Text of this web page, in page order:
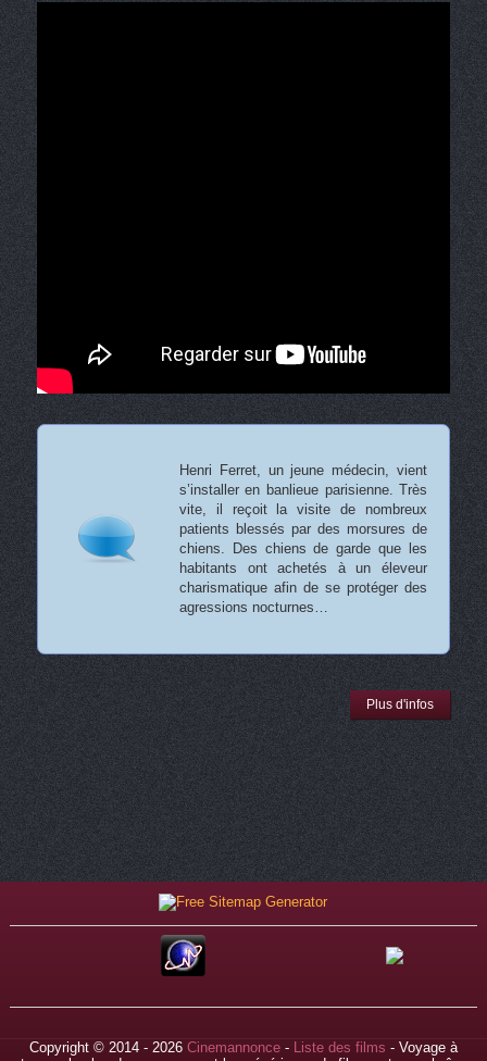
Henri Ferret, un jeune médecin, vient
s’installer en banlieue parisienne. Très
vite, il reçoit la visite de nombreux
patients blessés par des morsures de
chiens. Des chiens de garde que les
habitants ont achetés à un éleveur
charismatique afin de se protéger des
agressions nocturnes…
Plus d'infos
Copyright © 2014 - 2026 Cinemannonce- Liste des films - Voyage à